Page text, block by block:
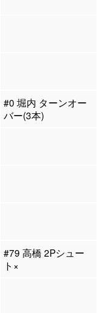
#0 堀内 ターンオー
バー(3本)
#79 高橋 2Pシュー
ト×